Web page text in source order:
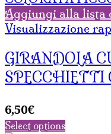
Aggiungi alla lista
Visualizzazione
GIRANDOLA
SPECCHIETTI
6,50€
Select options